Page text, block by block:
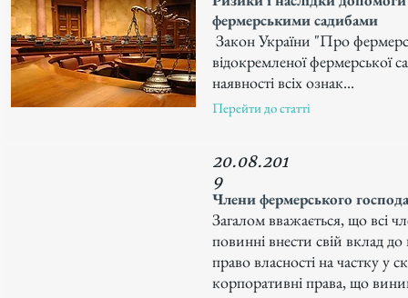
фермерськими садибами
Закон України "Про
відокремленої фермерської
наявності всіх ознак...
Перейти до статті
Члени фермерського
Загалом вважається, що всі
повинні внести свій вклад
право власності на частку у
корпоративні права, що
20.08.201
9